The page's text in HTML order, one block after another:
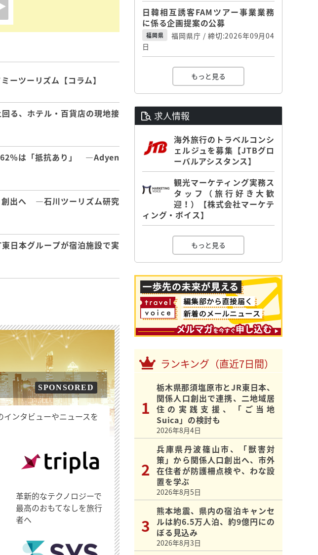
ーツーリズム【コラム】
る、ホテル・百貨店の現地接
62％は「抵抗あり」 ―Adyen
創出へ ―石川ツーリズム研究
日本グループが宿泊施設で実
SPONSORED
ンタビューやニュースを
革新的なテクノロジーで
最高のおもてなしを旅行
者へ
日韓相互誘客FAMツアー事業業務
に係る企画提案の公募
福岡県
福岡県庁 / 締切:2026年09月04
日
もっと見る
求人情報
海外旅行のトラベルコンシ
ェルジュを募集【JTBグロ
ーバルアシスタンス】
観光マーケティング実務ス
タッフ（旅行好き大歓
迎！）【株式会社マーケテ
ィング・ボイス】
もっと見る
ランキング（直近7日間）
栃木県那須塩原市とJR東日本、
関係人口創出で連携、二地域居
住の実践支援、「ご当地
Suica」の検討も
2026年8月4日
兵庫県丹波篠山市、「獣害対
策」から関係人口創出へ、市外
在住者が防護柵点検や、わな設
置を学ぶ
2026年8月5日
熊本地震、県内の宿泊キャンセ
ルは約6.5万人泊、約9億円にの
ぼる見込み
2026年8月3日